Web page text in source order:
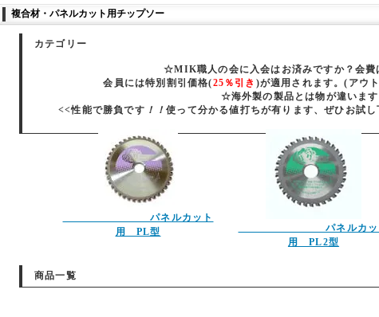
複合材・パネルカット用チップソー
カテゴリー
☆MIK職人の会に入会はお済みですか？会費
会員には特別割引価格(25％引き )が適用されます。(アウ
☆海外製の製品とは物が違います
<<性能で勝負です ！！使って分かる値打ちが有ります、ぜひお試
パネルカット
用 PL型
パネルカッ
用 PL2型
商品一覧